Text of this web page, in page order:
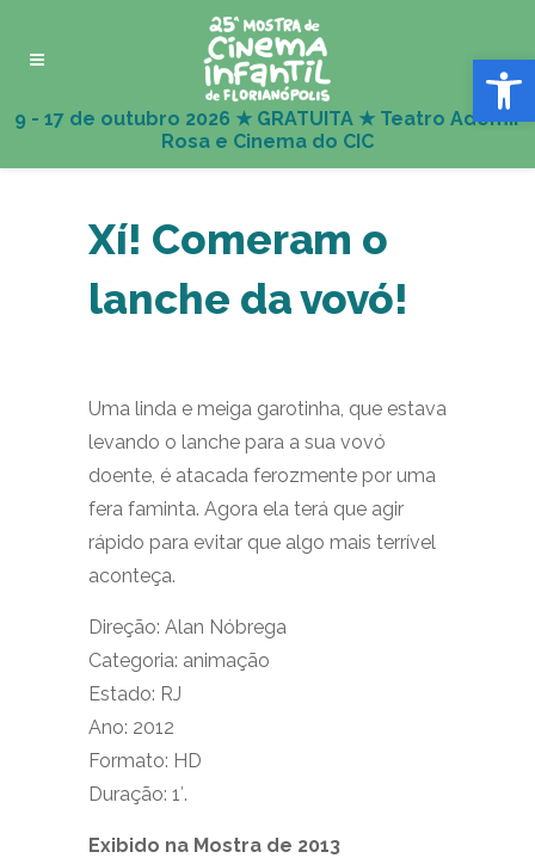
Abrir
Xí! Comeram o
lanche da vovó!
Uma linda e meiga garotinha, que estava
levando o lanche para a sua vovó
doente, é atacada ferozmente por uma
fera faminta. Agora ela terá que agir
rápido para evitar que algo mais terrível
aconteça.
Direção: Alan Nóbrega
Categoria: animação
Estado: RJ
Ano: 2012
Formato: HD
Duração: 1′.
Exibido na Mostra de 2013